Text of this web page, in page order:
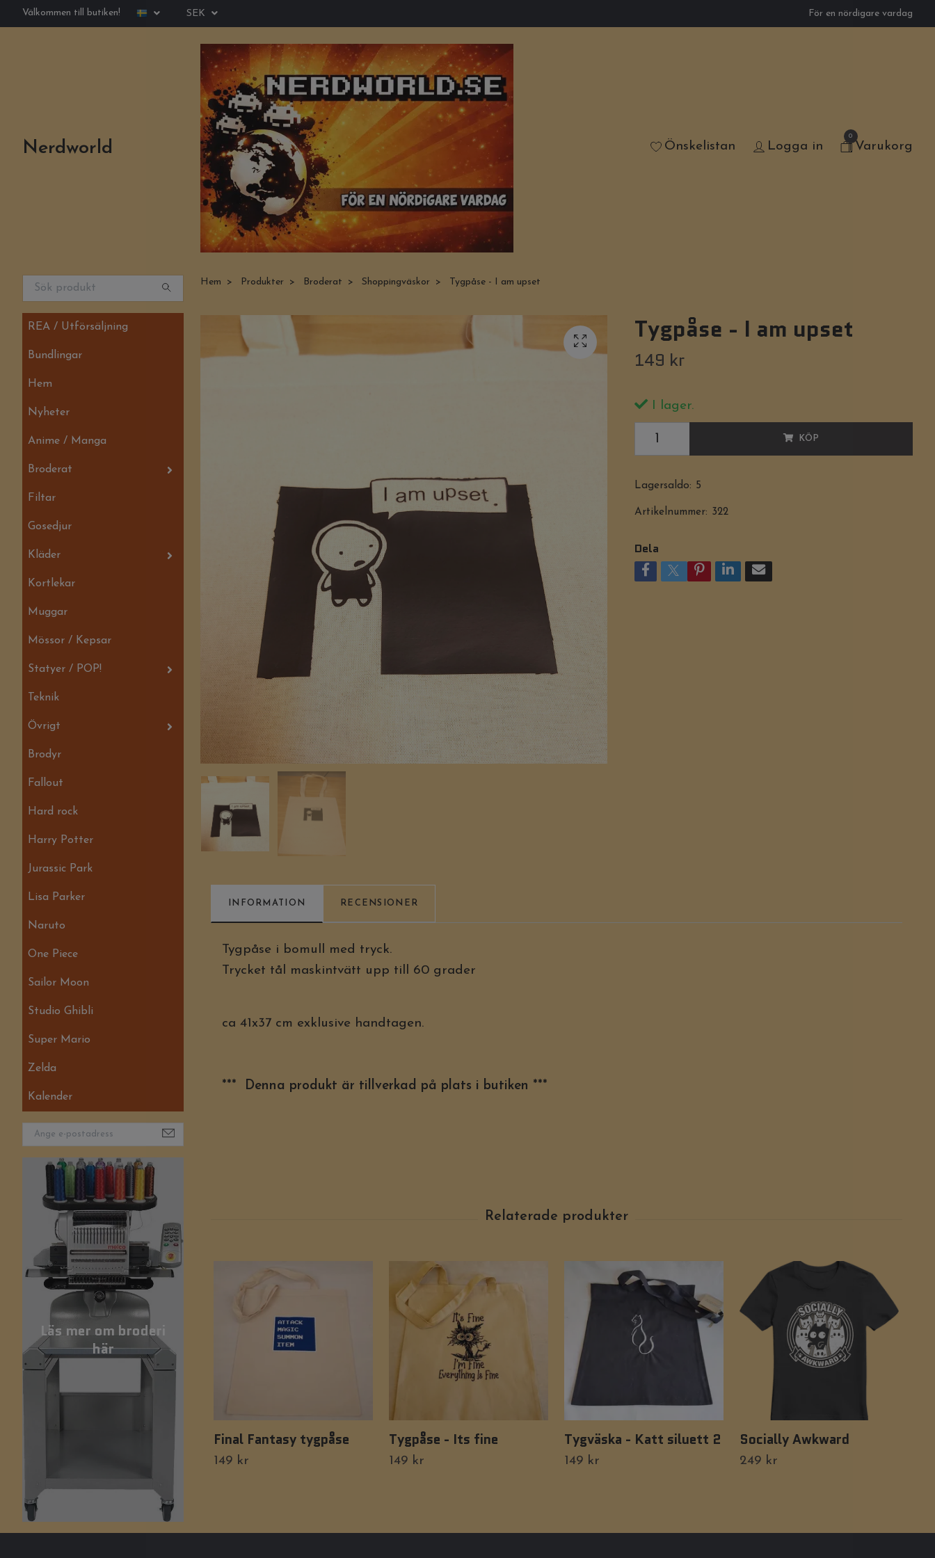
Välkommen till butiken! SEK För en nördigare vardag
Nerdworld Önskelistan Logga in
0
Varukorg
REA / Utförsäljning
Bundlingar
Hem
Nyheter
Anime / Manga
Broderat
Filtar
Gosedjur
Kläder
Kortlekar
Muggar
Mössor / Kepsar
Statyer / POP!
Teknik
Övrigt
Brodyr
Fallout
Hard rock
Harry Potter
Jurassic Park
Lisa Parker
Naruto
One Piece
Sailor Moon
Studio Ghibli
Super Mario
Zelda
Kalender
Läs mer om broderi
här
Hem Produkter Broderat Shoppingväskor Tygpåse - I am upset
Tygpåse - I am upset
149 kr
I lager.
KÖP
Lagersaldo: 5
Artikelnummer: 322
Dela
INFORMATION RECENSIONER
Tygpåse i bomull med tryck.
Trycket tål maskintvätt upp till 60 grader
ca 41x37 cm exklusive handtagen.
*** Denna produkt är tillverkad på plats i butiken ***
Final Fantasy tygpåse
149 kr
Tygpåse - Its fine
149 kr
Tygväska - Katt siluett 2
149 kr
Socially Awkward
249 kr